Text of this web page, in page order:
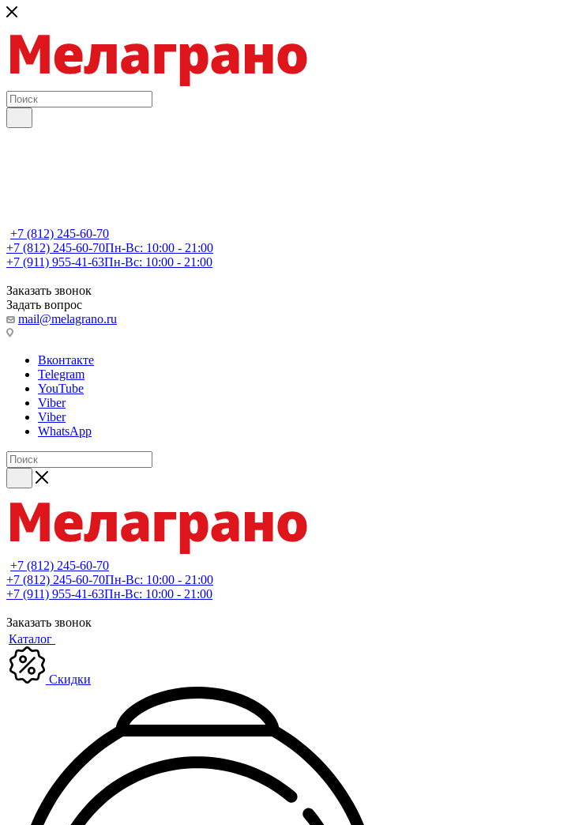
+7 (812) 245-60-70
+7 (812) 245-60-70Пн-Вс: 10:00 - 21:00
+7 (911) 955-41-63Пн-Вс: 10:00 - 21:00
Заказать звонок
Задать вопрос
mail@melagrano.ru
Вконтакте
Telegram
YouTube
Viber
Viber
WhatsApp
+7 (812) 245-60-70
+7 (812) 245-60-70Пн-Вс: 10:00 - 21:00
+7 (911) 955-41-63Пн-Вс: 10:00 - 21:00
Заказать звонок
Каталог
Скидки